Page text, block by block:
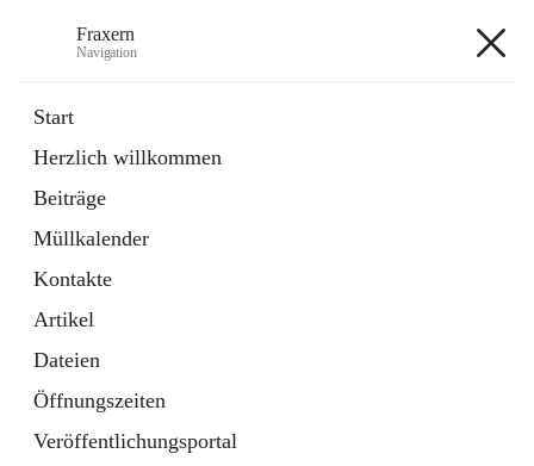
Fraxern
Navigation
Start
Herzlich willkommen
Beiträge
Müllkalender
Kontakte
Artikel
Dateien
Öffnungszeiten
Veröffentlichungsportal
Ordner
in
Tab
Formulare
Artikel
öffnet
in
neuem
Tab